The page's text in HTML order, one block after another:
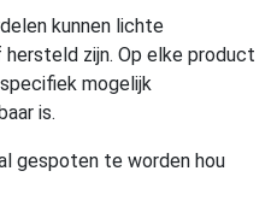
kunnen lichte
zijn. Op elke product
mogelijk
is.
gespoten te worden hou